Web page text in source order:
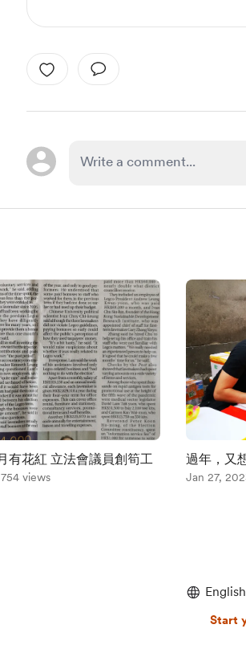
返工未夠一個月有花紅 立法會議員創筍工
754 views
過年，又
Jan 27,
English
Start